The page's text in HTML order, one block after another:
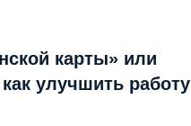
карты» или
улучшить работу